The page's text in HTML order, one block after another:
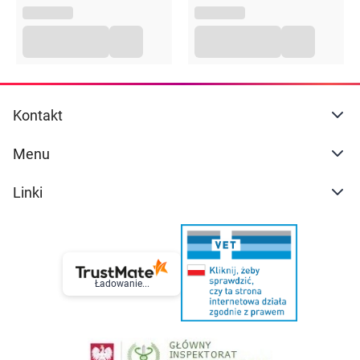
od bezpośrednich źródeł ciepła i światła
słonecznego.
Kontakt
Menu
Linki
Ładowanie...